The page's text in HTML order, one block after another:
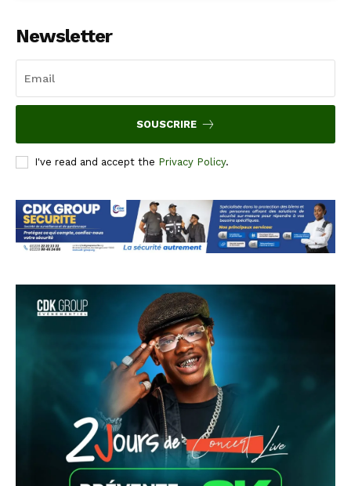
Newsletter
SOUSCRIRE
I've read and accept the Privacy Policy.